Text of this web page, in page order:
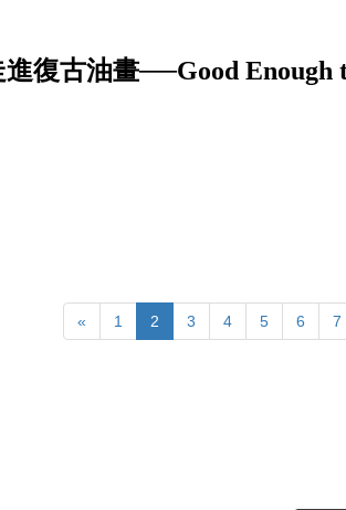
復古油畫──Good Enough
« 1 2 3 4 5 6 7